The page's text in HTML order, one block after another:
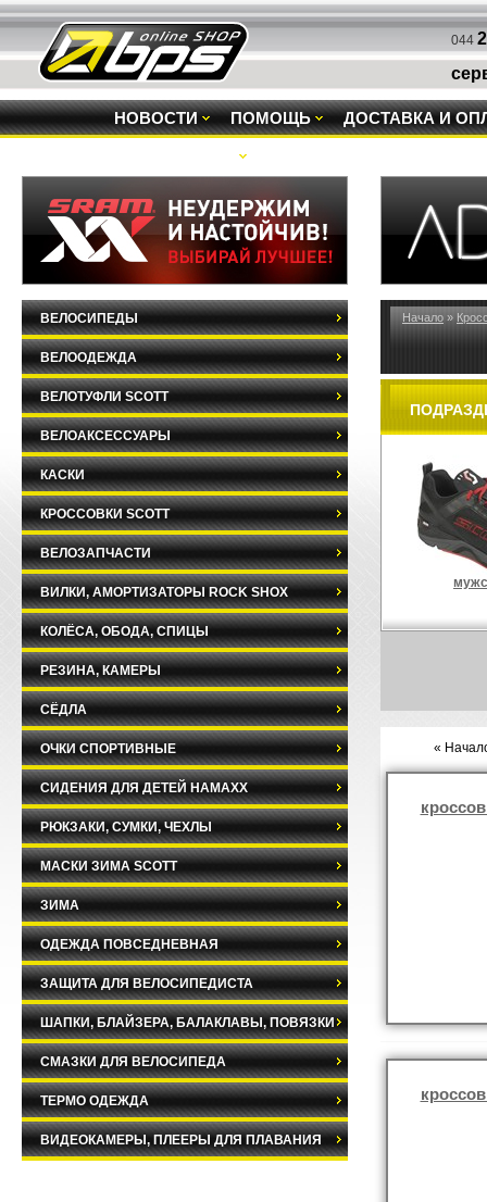
044
НОВОСТИ ПОМОЩЬ ДОСТАВКА И
Начало »
«
ВЕЛОСИПЕДЫ
ВЕЛООДЕЖДА
ВЕЛОТУФЛИ SCOTT
ВЕЛОАКСЕССУАРЫ
КАСКИ
КРОССОВКИ SCOTT
ВЕЛОЗАПЧАСТИ
ВИЛКИ, АМОРТИЗАТОРЫ ROCK SHOX
КОЛЁСА, ОБОДА, СПИЦЫ
РЕЗИНА, КАМЕРЫ
СЁДЛА
ОЧКИ СПОРТИВНЫЕ
СИДЕНИЯ ДЛЯ ДЕТЕЙ HAMAXX
РЮКЗАКИ, СУМКИ, ЧЕХЛЫ
МАСКИ ЗИМА SCOTT
ЗИМА
ОДЕЖДА ПОВСЕДНЕВНАЯ
ЗАЩИТА ДЛЯ ВЕЛОСИПЕДИСТА
ШАПКИ, БЛАЙЗЕРА, БАЛАКЛАВЫ, ПОВЯЗКИ
СМАЗКИ ДЛЯ ВЕЛОСИПЕДА
ТЕРМО ОДЕЖДА
ВИДЕОКАМЕРЫ, ПЛЕЕРЫ ДЛЯ ПЛАВАНИЯ